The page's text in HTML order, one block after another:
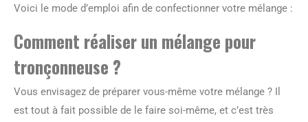
Voici le mode d’emploi afin de confectionner votre mélange :
Comment réaliser un mélange pour
tronçonneuse ?
Vous envisagez de préparer vous-même votre mélange ? Il
est tout à fait possible de le faire soi-même, et c’est très